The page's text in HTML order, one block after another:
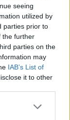
seeing
utilized by
parties prior to
the further
parties on the
may
IAB’s List of
it to other